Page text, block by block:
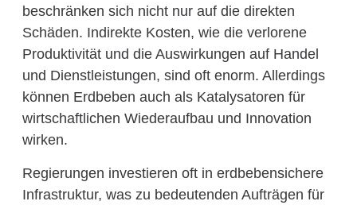
beschränken sich nicht nur auf die direkten
Schäden. Indirekte Kosten, wie die verlorene
Produktivität und die Auswirkungen auf Handel
und Dienstleistungen, sind oft enorm. Allerdings
können Erdbeben auch als Katalysatoren für
wirtschaftlichen Wiederaufbau und Innovation
wirken.
Regierungen investieren oft in erdbebensichere
Infrastruktur, was zu bedeutenden Aufträgen für